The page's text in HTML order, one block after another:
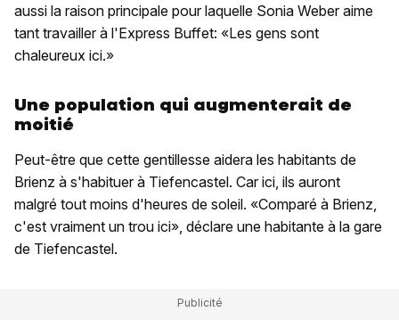
aussi la raison principale pour laquelle Sonia Weber aime
tant travailler à l'Express Buffet: «Les gens sont
chaleureux ici.»
Une population qui augmenterait de
moitié
Peut-être que cette gentillesse aidera les habitants de
Brienz à s'habituer à Tiefencastel. Car ici, ils auront
malgré tout moins d'heures de soleil. «Comparé à Brienz,
c'est vraiment un trou ici», déclare une habitante à la gare
de Tiefencastel.